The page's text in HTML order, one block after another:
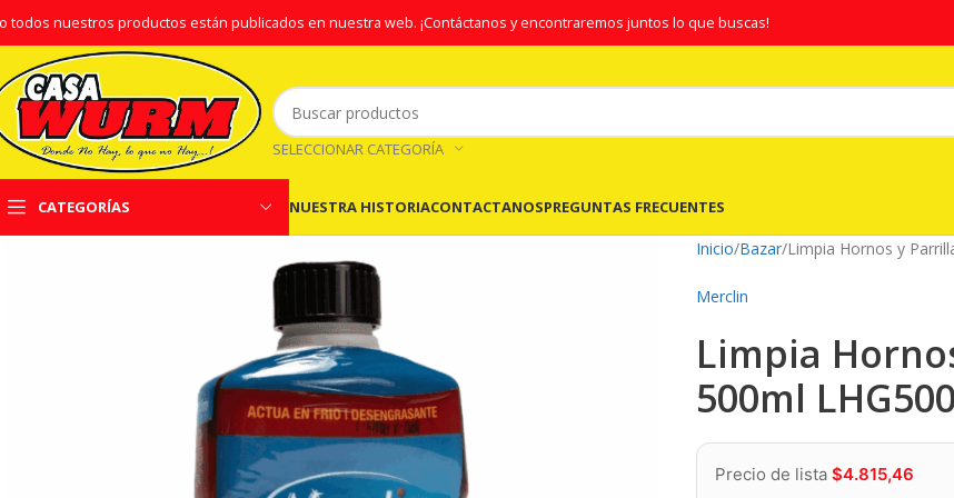
todos nuestros productos están publicados en nuestra web. ¡Contáctanos y encontraremos juntos lo que buscas!
SELECCIONAR CATEGORÍA
CATEGORÍAS NUESTRA HISTORIACONTACTANOSPREGUNTAS FRECUENTES
Inicio Bazar Limpia Hornos y
Merclin
Limpia
500ml LHG500
Precio de lista $4.815,46